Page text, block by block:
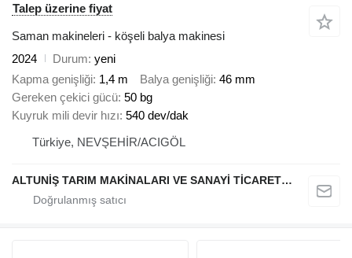
Talep üzerine fiyat
Saman makineleri - köşeli balya makinesi
2024
Durum yeni
Kapma genişliği 1,4 m Balya genişliği 46 mm
Gereken çekici gücü 50 bg
Kuyruk mili devir hızı 540 dev/dak
Türkiye, NEVŞEHİR/ACIGÖL
ALTUNİŞ TARIM MAKİNALARI VE SANAYİ TİCARET LİMİTED ŞİRKETİ